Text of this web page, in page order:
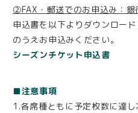
②FAX・郵送でのお申込み：銀
申込書を以下よりダウンロー
のうえお申込みください。
シーズンチケット申込書
■注意事項
1.各席種ともに予定枚数に達し